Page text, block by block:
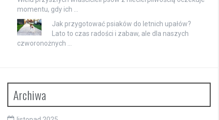
momentu, gdy ich …
Jak przygotować psiaków do letnich upałów?
Lato to czas radości i zabaw, ale dla naszych
czworonożnych …
Archiwa